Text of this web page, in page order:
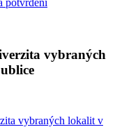
potvrdení
vybraných
vybraných lokalit v